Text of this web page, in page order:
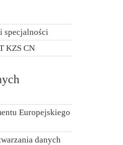
specjalności
KZS CN
Europejskiego
danych